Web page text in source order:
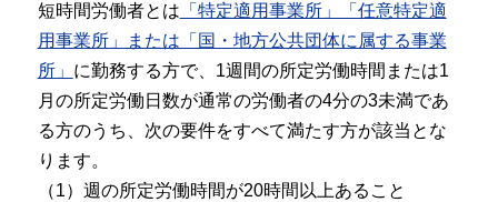
短時間労働者とは 「特定適用事業所」「任意特定適
用事業所」または「国・地方公共団体に属する事業
所」 に勤務する方で、1週間の所定労働時間または1
月の所定労働日数が通常の労働者の4分の3未満であ
る方のうち、次の要件をすべて満たす方が該当とな
ります。
（1）週の所定労働時間が20時間以上あること